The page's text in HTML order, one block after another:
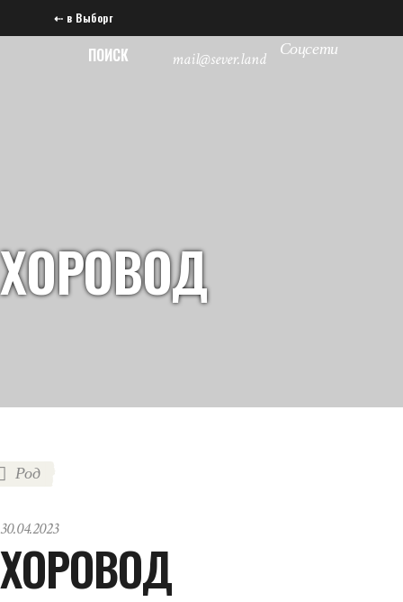
⇠ в Выборг
ПОИСК mail@sever.land Соцсети
ХОРОВОД
Род
30.04.2023
ХОРОВОД